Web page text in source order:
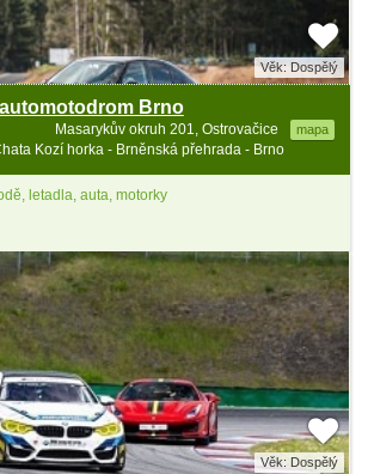
Věk: Dospělý
Brno
Masarykův okruh 201, Ostrovačice mapa
Kozí horka - Brněnská přehrada - Brno
letadla, auta, motorky
Věk: Dospělý